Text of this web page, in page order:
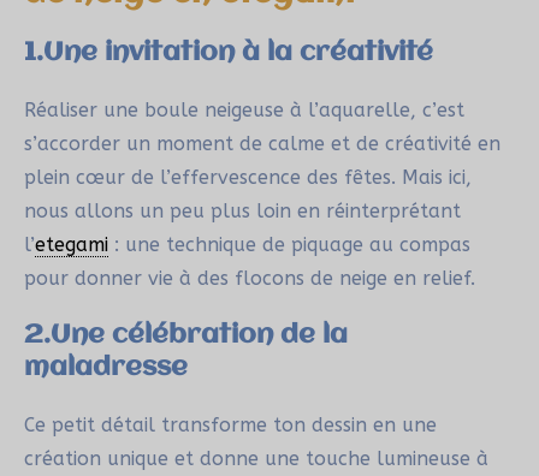
1.Une invitation à la créativité
Réaliser une boule neigeuse à l’aquarelle, c’est
s’accorder un moment de calme et de créativité en
plein cœur de l’effervescence des fêtes. Mais ici,
nous allons un peu plus loin en réinterprétant
l’etegami : une technique de piquage au compas
pour donner vie à des flocons de neige en relief.
2.Une célébration de la
maladresse
Ce petit détail transforme ton dessin en une
création unique et donne une touche lumineuse à